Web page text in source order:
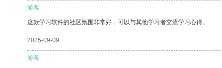
游客
这款学习软件的社区氛围非常好，可以与其他学习者交流学习心得。
2025-09-09
游客